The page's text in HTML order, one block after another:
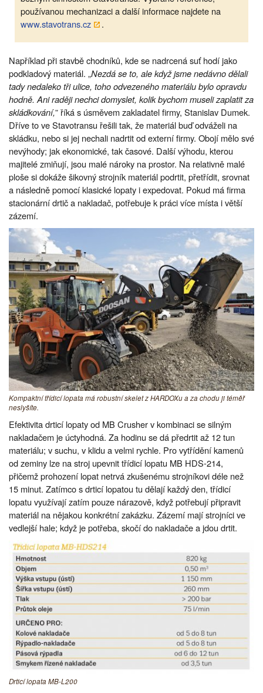
používanou mechanizaci a další informace najdete na
www.stavotrans.cz
.
Například při stavbě chodníků, kde se nadrcená suť hodí jako
podkladový materiál. „Nezdá se to, ale když jsme nedávno dělali
tady nedaleko tři ulice, toho odvezeného materiálu bylo opravdu
hodně. Ani raději nechci domyslet, kolik bychom museli zaplatit za
skládkování,” říká s úsměvem zakladatel firmy, Stanislav Dumek.
Dříve to ve Stavotransu řešili tak, že materiál buď odváželi na
skládku, nebo si jej nechali nadrtit od externí firmy. Obojí mělo své
nevýhody; jak ekonomické, tak časové. Další výhodu, kterou
majitelé zmiňují, jsou malé nároky na prostor. Na relativně malé
ploše si dokáže šikovný strojník materiál podrtit, přetřídit, srovnat
a následně pomocí klasické lopaty i expedovat. Pokud má firma
stacionární drtič a nakladač, potřebuje k práci více místa i větší
zázemí.
Kompaktní třídicí lopata má robustní skelet z HARDOXu a za chodu ji téměř
neslyšíte.
Efektivita drticí lopaty od MB Crusher v kombinaci se silným
nakladačem je úctyhodná. Za hodinu se dá předrtit až 12 tun
materiálu; v suchu, v klidu a velmi rychle. Pro vytřídění kamenů
od zeminy lze na stroj upevnit třídicí lopatu MB HDS-214,
přičemž prohození lopat netrvá zkušenému strojníkovi déle než
15 minut. Zatímco s drticí lopatou tu dělají každý den, třídicí
lopatu využívají zatím pouze nárazově, když potřebují připravit
materiál na nějakou konkrétní zakázku. Zázemí mají strojníci ve
vedlejší hale; když je potřeba, skočí do nakladače a jdou drtit.
Drticí lopata MB-L200